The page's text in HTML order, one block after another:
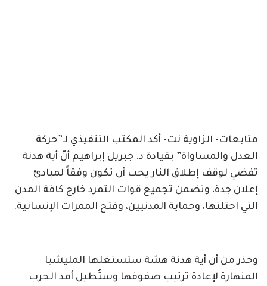
متابعات- الزاوية نت- أكد المكتب التنفيذي لـ”حركة
العدل والمساواة” بقيادة د. جبريل إبراهيم أنّ أية هدنة
تفضي لوقف إطلاق النار يجب أن تكون وفقاً لمبادئ
إعلان جدة، وتضمن تجميع قوات التمرد خارج كافة المدن
التي احتلتها، وحماية المدنيين، وفتح الممرات الإنسانية.
وحذر من أن أية هدنة هشة ستستغلها المليشيا
المنهارة لإعادة ترتيب صفوفها وستُطيل أمد الحرب